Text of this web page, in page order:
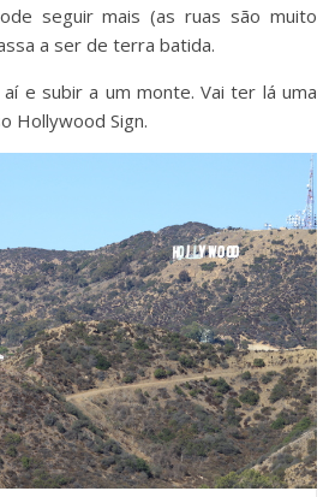
seguir mais (as ruas são muito
a ser de terra batida.
e subir a um monte. Vai ter lá uma
Hollywood Sign.